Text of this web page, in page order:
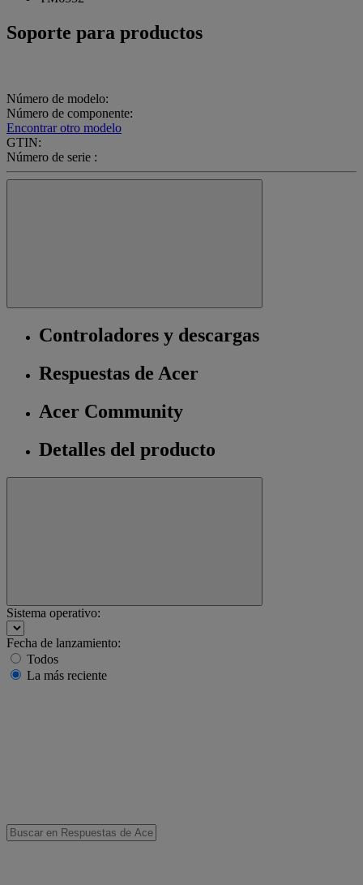
Soporte para productos
Número de modelo:
Número de componente:
Encontrar otro modelo
GTIN:
Número de serie :
Controladores y descargas
Respuestas de Acer
Acer Community
Detalles del producto
Sistema operativo:
Fecha de lanzamiento:
Todos
La más reciente